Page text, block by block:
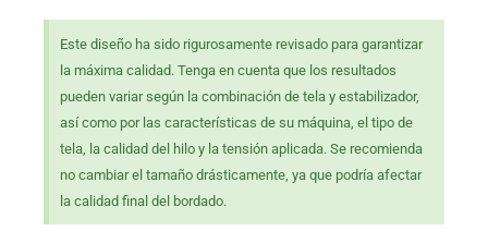
Este diseño ha sido rigurosamente revisado para garantizar
la máxima calidad. Tenga en cuenta que los resultados
pueden variar según la combinación de tela y estabilizador,
así como por las características de su máquina, el tipo de
tela, la calidad del hilo y la tensión aplicada. Se recomienda
no cambiar el tamaño drásticamente, ya que podría afectar
la calidad final del bordado.